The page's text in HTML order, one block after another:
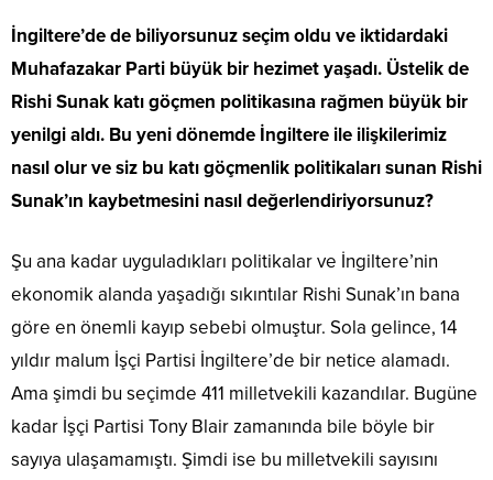
İngiltere’de de biliyorsunuz seçim oldu ve iktidardaki
Muhafazakar Parti büyük bir hezimet yaşadı. Üstelik de
Rishi Sunak katı göçmen politikasına rağmen büyük bir
yenilgi aldı. Bu yeni dönemde İngiltere ile ilişkilerimiz
nasıl olur ve siz bu katı göçmenlik politikaları sunan Rishi
Sunak’ın kaybetmesini nasıl değerlendiriyorsunuz?
Şu ana kadar uyguladıkları politikalar ve İngiltere’nin
ekonomik alanda yaşadığı sıkıntılar Rishi Sunak’ın bana
göre en önemli kayıp sebebi olmuştur. Sola gelince, 14
yıldır malum İşçi Partisi İngiltere’de bir netice alamadı.
Ama şimdi bu seçimde 411 milletvekili kazandılar. Bugüne
kadar İşçi Partisi Tony Blair zamanında bile böyle bir
sayıya ulaşamamıştı. Şimdi ise bu milletvekili sayısını